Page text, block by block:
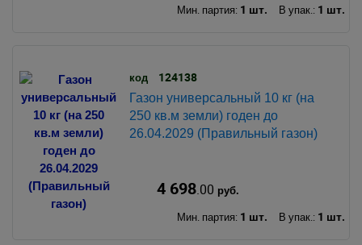
Мин. партия: 1 шт. В упак.: 1 шт.
код 124138
Газон универсальный 10 кг (на
250 кв.м земли) годен до
26.04.2029 (Правильный газон)
4 698.00 руб.
Мин. партия: 1 шт. В упак.: 1 шт.